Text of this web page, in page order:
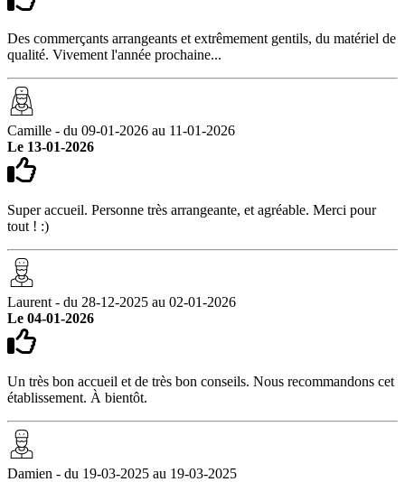
Des commerçants arrangeants et extrêmement gentils, du matériel de
qualité. Vivement l'année prochaine...
Camille - du 09-01-2026 au 11-01-2026
Le 13-01-2026
Super accueil. Personne très arrangeante, et agréable. Merci pour
tout ! :)
Laurent - du 28-12-2025 au 02-01-2026
Le 04-01-2026
Un très bon accueil et de très bon conseils. Nous recommandons cet
établissement. À bientôt.
Damien - du 19-03-2025 au 19-03-2025